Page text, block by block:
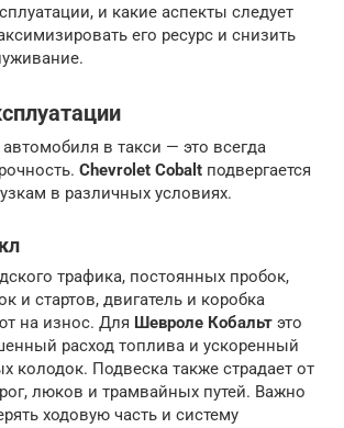
и какие аспекты следует
его ресурс и снизить
в такси — это всегда
Chevrolet Cobalt подвергается
в различных условиях.
трафика, постоянных пробок,
и стартов, двигатель и коробка
на износ. Для Шевроле Кобальт это
расход топлива и ускоренный
колодок. Подвеска также страдает от
люков и трамвайных путей. Важно
ходовую часть и систему